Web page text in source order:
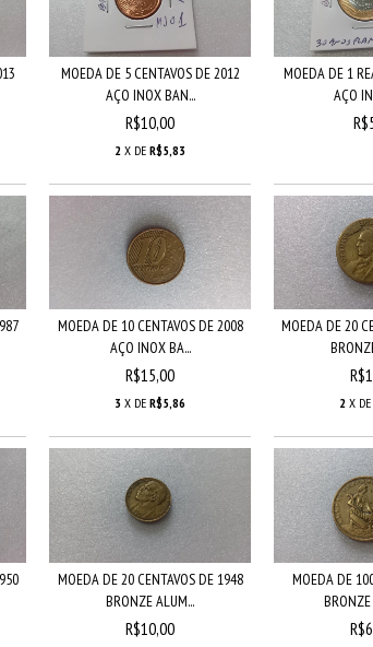
MOEDA DE 5 CENTAVOS DE 2012
AÇO INOX BAN...
R$10,00
2 X DER$5,83
MOEDA DE 1
AÇO
MOEDA DE 10 CENTAVOS DE 2008
AÇO INOX BA...
R$15,00
3 X DER$5,86
MOEDA DE 20
2 X
MOEDA DE 20 CENTAVOS DE 1948
BRONZE ALUM...
R$10,00
MOEDA DE